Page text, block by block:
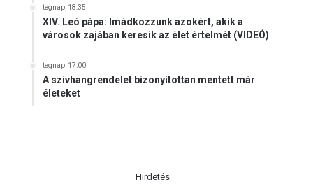
tegnap, 18:35
XIV. Leó pápa: Imádkozzunk azokért, akik a
városok zajában keresik az élet értelmét (VIDEÓ)
tegnap, 17:00
A szívhangrendelet bizonyítottan mentett már
életeket
.
Hirdetés